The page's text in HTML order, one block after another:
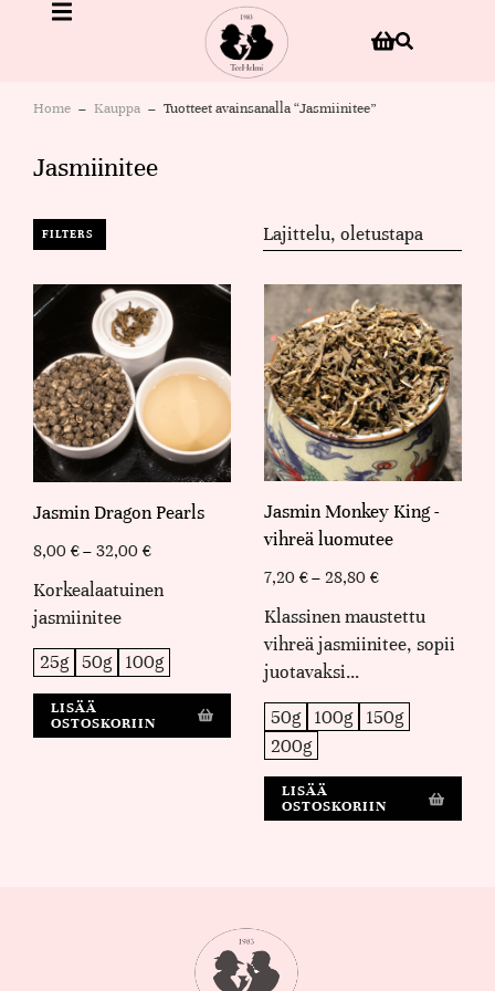
You are here:
Home Kauppa Tuotteet avainsanalla “Jasmiinitee”
Jasmiinitee
FILTERS
25g 50g 100g
Jasmin Dragon Pearls
8,00 € – 32,00 €
Korkealaatuinen
jasmiinitee
LISÄÄ
OSTOSKORIIN
50g 100g
150g
200g
Jasmin Monkey King -
vihreä luomutee
7,20 € – 28,80 €
Klassinen maustettu
vihreä jasmiinitee, sopii
juotavaksi…
LISÄÄ
OSTOSKORIIN